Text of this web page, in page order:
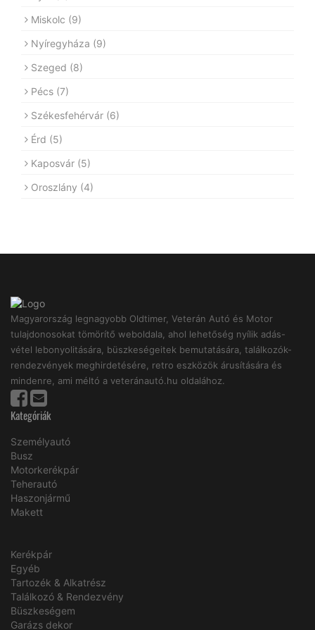
Miskolc (9)
Nyíregyháza (9)
Szeged (8)
Pécs (7)
Székesfehérvár (6)
Érd (5)
Kaposvár (5)
Oroszlány (4)
Magyarország legnagyobb Oldtimer, Veterán Autó és Motor
tulajdonosokat tömörítő weboldala, ahol lehetőség nyílik adás-
vétel lebonyolitására, büszkeségeitek bemutatására, találkozók-
rendezvények meghirdetésére, retro eszközök árusítására és
mindenre, ami méltó a veteránautó.hu oldalához.
Kategóriák
Személyautó
Busz
Motorkerékpár
Teherautó
Haszonjármű
Makett
Kerékpár
Egyéb
Tartozék & Alkatrész
Találkozó & Rendezvény
Büszkeségem
Garázs dekor